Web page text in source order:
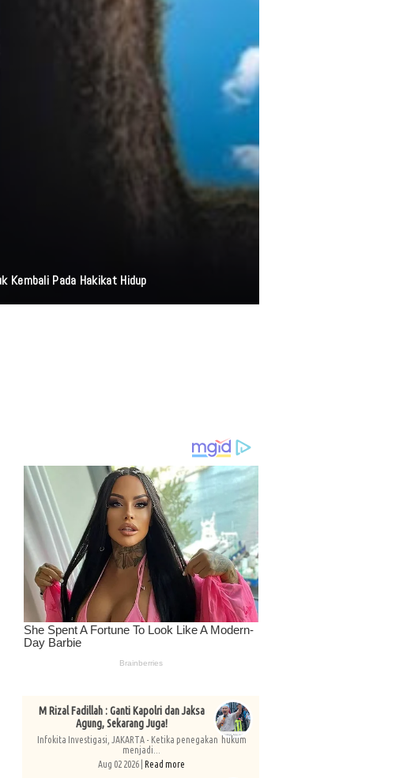
Kembali Pada Hakikat Hidup
M Rizal Fadillah : Ganti Kapolri dan Jaksa
Agung, Sekarang Juga!
Infokita Investigasi, JAKARTA - Ketika penegakan hukum
menjadi...
Aug 02 2026 | Read more